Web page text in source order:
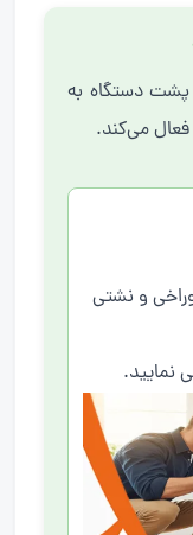
پشت دستگاه به
می‌کند.
و نشتی
نمایید.